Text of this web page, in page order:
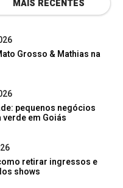
MAIS RECENTES
Grosso & Mathias na
pequenos negócios
em Goiás
retirar ingressos e
shows